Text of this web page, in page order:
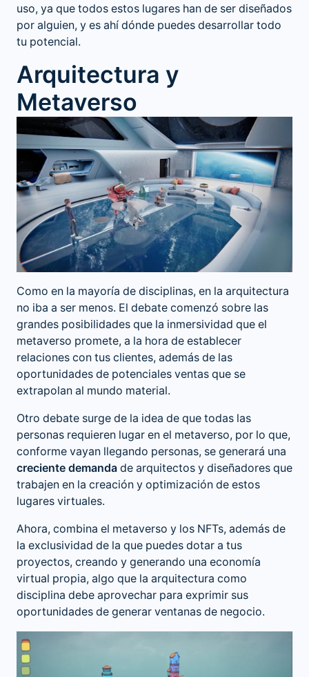
uso, ya que todos estos lugares han de ser diseñados
por alguien, y es ahí dónde puedes desarrollar todo
tu potencial.
Arquitectura y
Metaverso
Como en la mayoría de disciplinas, en la arquitectura
no iba a ser menos. El debate comenzó sobre las
grandes posibilidades que la inmersividad que el
metaverso promete, a la hora de establecer
relaciones con tus clientes, además de las
oportunidades de potenciales ventas que se
extrapolan al mundo material.
Otro debate surge de la idea de que todas las
personas requieren lugar en el metaverso, por lo que,
conforme vayan llegando personas, se generará una
creciente demanda de arquitectos y diseñadores que
trabajen en la creación y optimización de estos
lugares virtuales.
Ahora, combina el metaverso y los NFTs, además de
la exclusividad de la que puedes dotar a tus
proyectos, creando y generando una economía
virtual propia, algo que la arquitectura como
disciplina debe aprovechar para exprimir sus
oportunidades de generar ventanas de negocio.